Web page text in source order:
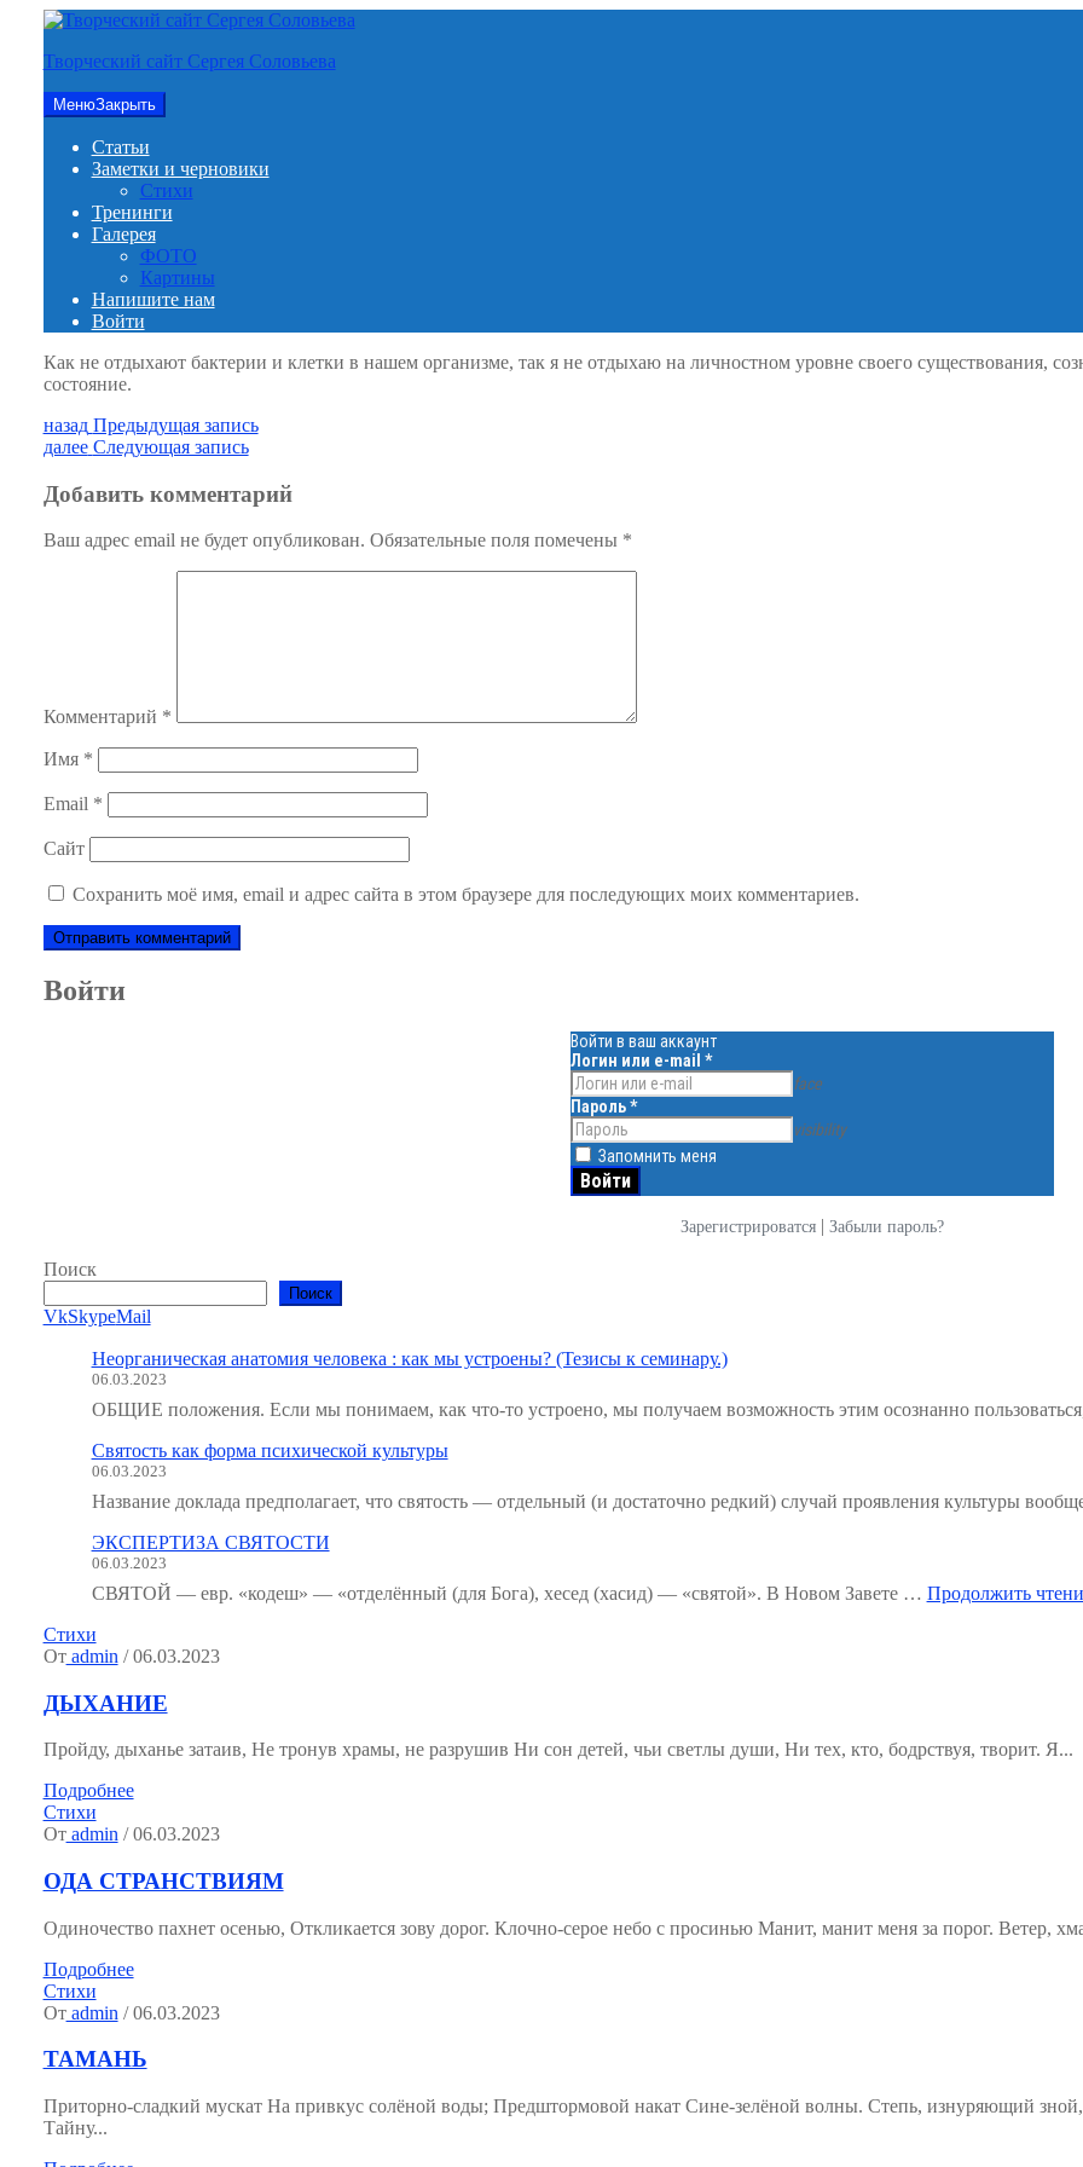
Перейти
содержимому
Творческий сайт Сергея Соловьева
МенюЗакрыть
Статьи
Заметки и черновики
Стихи
Тренинги
Галерея
ФОТО
Картины
Напишите нам
Войти
Как не отдыхают бактерии и клетки в нашем организме, так я не отдыхаю на личностном уровне своего существования,
состояние.
Навигация
по
записям
назад Предыдущая
запись:
Предыдущая запись
далее Следующая
Следующая запись
Добавить комментарий
Ваш адрес email не будет опубликован. Обязательные поля помечены *
Комментарий *
Имя *
Email *
Сайт
Сохранить моё имя, email и адрес сайта в этом браузере для последующих моих комментариев.
Войти
Войти в ваш аккаунт
Логин или e-mail *
face
Пароль*
visibility
Запомнить меня
Зарегистрироватся | Забыли пароль?
Поиск
Поиск
VkSkypeMail
Неорганическая анатомия человека : как мы устроены? (Тезисы к семинару.)
06.03.2023
ОБЩИЕ положения. Если мы понимаем, как что-то устроено, мы получаем возможность этим осознанно
Святость как форма психической культуры
06.03.2023
Название доклада предполагает, что святость — отдельный (и достаточно редкий) случай проявления культуры
ЭКСПЕРТИЗА СВЯТОСТИ
06.03.2023
СВЯТОЙ — евр. «кодеш» — «отделённый (для Бога), хесед (хасид) — «святой». В Новом Завете … Продолжить
Стихи
Отadmin / 06.03.2023
ДЫХАНИЕ
Пройду, дыханье затаив, Не тронув храмы, не разрушив Ни сон детей, чьи светлы души, Ни тех, кто, бодрствуя, творит. Я...
Подробнее
Стихи
Отadmin / 06.03.2023
ОДА СТРАНСТВИЯМ
Одиночество пахнет осенью, Откликается зову дорог. Клочно-серое небо с просинью Манит, манит меня за порог. Ветер,
Подробнее
Стихи
Отadmin / 06.03.2023
ТАМАНЬ
Приторно-сладкий мускат На привкус солёной воды; Предштормовой накат Сине-зелёной волны. Степь, изнуряющий
Тайну...